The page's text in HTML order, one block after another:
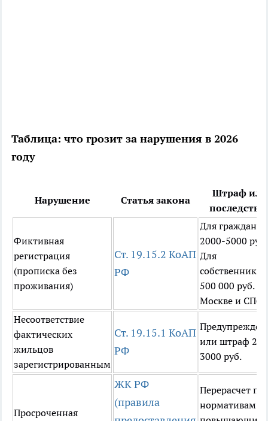
Таблица: что грозит за нарушения в 2026
году
Нарушение Статья закона
Штраф или
Фиктивная
регистрация
(прописка без
проживания)
Ст. 19.15.2 КоАП
РФ
Для граждан:
2000-5000 руб.
Для
собственника:
500 000 руб. (в
Москве и СПб)
Несоответствие
фактических
жильцов
зарегистрированным
Ст. 19.15.1 КоАП
РФ
или штраф
3000 руб.
Просроченная
ЖК РФ
(правила
Перерасчет по
нормативам с